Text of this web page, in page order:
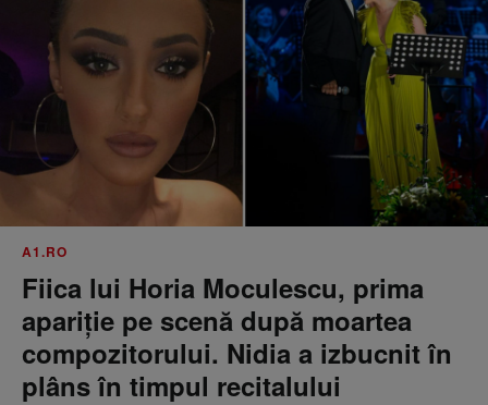
A1.RO
Fiica lui Horia Moculescu, prima
apariție pe scenă după moartea
compozitorului. Nidia a izbucnit în
plâns în timpul recitalului